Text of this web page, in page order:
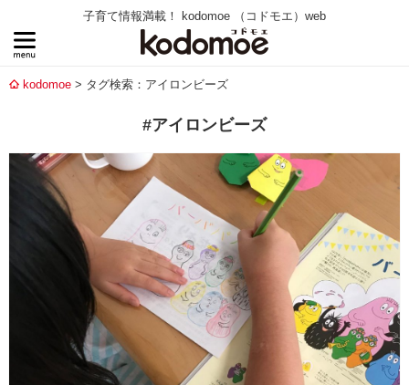
子育て情報満載！ kodomoe （コドモエ）web
kodomoe タグ検索：アイロンビーズ
#アイロンビーズ